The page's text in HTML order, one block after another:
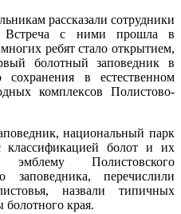
рассказали сотрудники
Встреча с ними прошла в
ребят стало открытием,
болотный заповедник в
в естественном
комплексов Полистово-
национальный парк
классификацией болот и их
эмблему Полистовского
заповедника, перечислили
назвали типичных
края.